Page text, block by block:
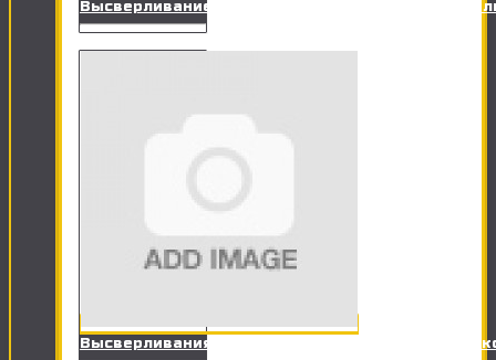
Высверливание отверстия под точечный
Высверливания отверстий в гипсокартоне для